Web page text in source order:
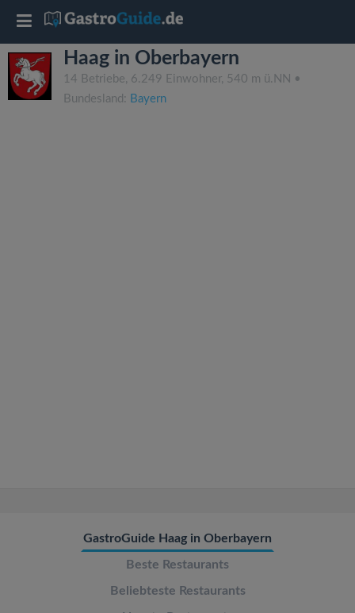
Haag in Oberbayern
14 Betriebe, 6.249 Einwohner, 540 m ü.NN •
Bundesland: Bayern
GastroGuide Haag in Oberbayern
Beste Restaurants
Beliebteste Restaurants
T
o
g